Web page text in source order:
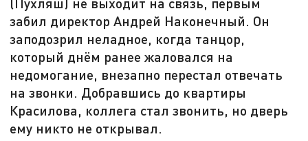
забил директор Андрей Наконечный. Он
заподозрил неладное, когда танцор,
который днём ранее жаловался на
недомогание, внезапно перестал отвечать
на звонки. Добравшись до квартиры
Красилова, коллега стал звонить, но дверь
ему никто не открывал.